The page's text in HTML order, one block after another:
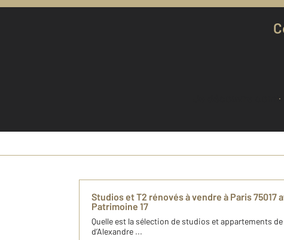
Je découvre
Studios et T2 rénovés à vendre à Paris 75017
Patrimoine 17
Quelle est la sélection de studios et appartements
d’Alexandre ...